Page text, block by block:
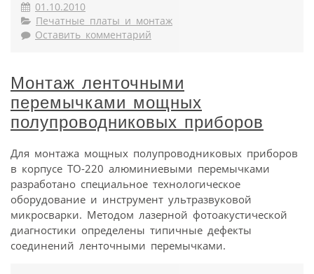
01.10.2010
Печатные платы и монтаж
Оставить комментарий
Монтаж ленточными
перемычками мощных
полупроводниковых приборов
Для монтажа мощных полупроводниковых приборов
в корпусе ТО-220 алюминиевыми перемычками
разработано специальное технологическое
оборудование и инструмент ультразвуковой
микросварки. Методом лазерной фотоакустической
диагностики определены типичные дефекты
соединений ленточными перемычками.